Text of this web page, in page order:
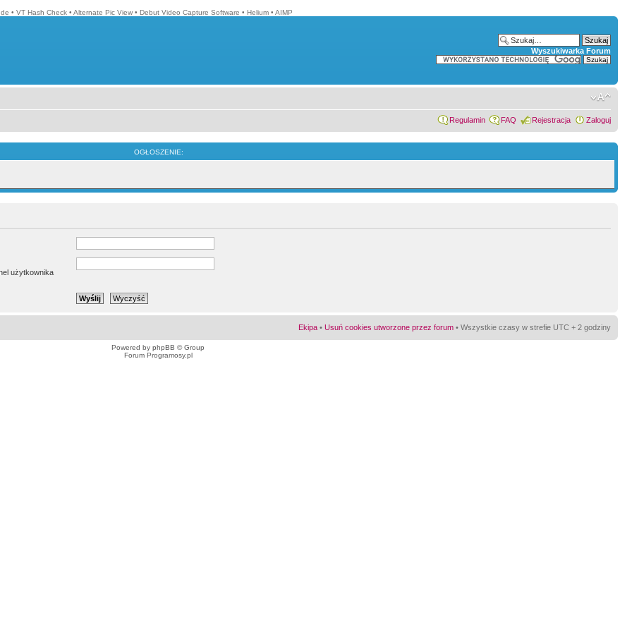
• VT Hash Check • Alternate Pic View • Debut Video Capture Software • Helium • AIMP
Wyszukiwarka Forum
Regulamin FAQ Rejestracja Zaloguj
OGŁOSZENIE:
użytkownika
Ekipa • Usuń cookies utworzone przez forum • Wszystkie czasy w strefie UTC + 2 godziny
Powered by phpBB © Group
Forum Programosy.pl